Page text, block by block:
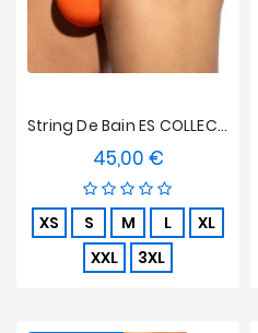
String De Bain ES COLLECTION Terrycloth - Orange
45,00 €Prix
XS S M L
XL
XXL
3XL